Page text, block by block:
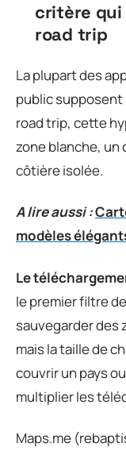
critère
road trip
La plupart des
public supposent
road trip, cette
zone blanche, un
côtière isolée.
A lire aussi :
modèles
Le
le premier filtre
sauvegarder des
mais la taille de
couvrir un pays
multiplier les
Maps.me